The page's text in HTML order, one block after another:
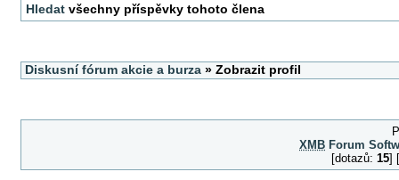
Hledatvšechny příspěvky tohoto člena
Diskusní fórum akcie a burza» Zobrazit profil
XMB Forum
[dotazů: 15]